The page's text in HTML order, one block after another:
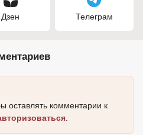
Дзен Телеграм
оставлять комментарии к